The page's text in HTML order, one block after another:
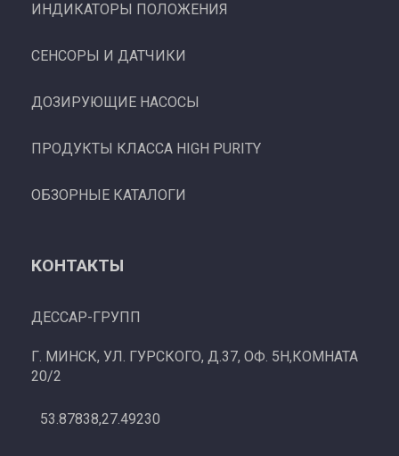
ИНДИКАТОРЫ ПОЛОЖЕНИЯ
СЕНСОРЫ И ДАТЧИКИ
ДОЗИРУЮЩИЕ НАСОСЫ
ПРОДУКТЫ КЛАССА HIGH PURITY
ОБЗОРНЫЕ КАТАЛОГИ
КОНТАКТЫ
ДЕССАР-ГРУПП
Г. МИНСК, УЛ. ГУРСКОГО, Д.37, ОФ. 5Н,КОМНАТА
20/2
53.87838,27.49230